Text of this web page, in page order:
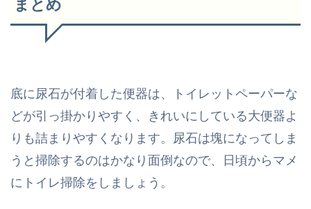
まとめ
底に尿石が付着した便器は、トイレットペーパーな
どが引っ掛かりやすく、きれいにしている大便器よ
りも詰まりやすくなります。尿石は塊になってしま
うと掃除するのはかなり面倒なので、日頃からマメ
にトイレ掃除をしましょう。